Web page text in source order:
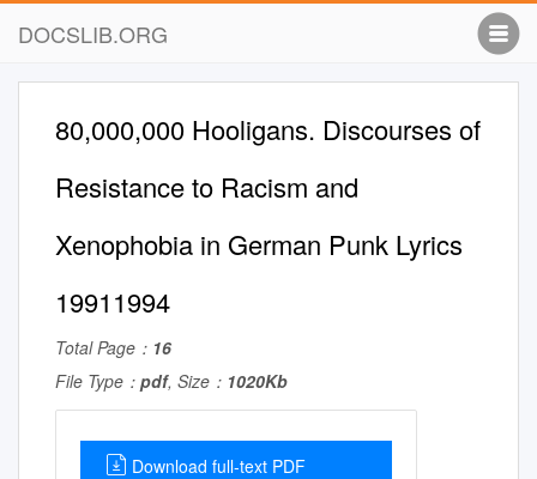
DOCSLIB.ORG
80,000,000 Hooligans. Discourses of
Resistance to Racism and
Xenophobia in German Punk Lyrics
19911994
Total Page： 16
File Type： pdf, Size： 1020Kb
Download full-text PDF